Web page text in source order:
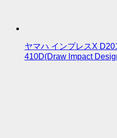
ヤマハ インプレスX
410D(Draw lmpact